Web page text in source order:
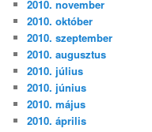
2010. november
2010. október
2010. szeptember
2010. augusztus
2010. július
2010. június
2010. május
2010. április